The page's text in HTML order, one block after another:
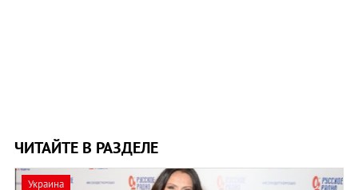
ЧИТАЙТЕ В РАЗДЕЛЕ
Украина